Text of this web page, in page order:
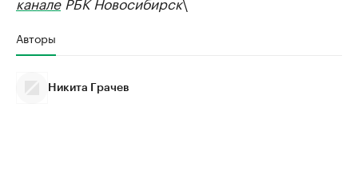
Авторы
Никита Грачев